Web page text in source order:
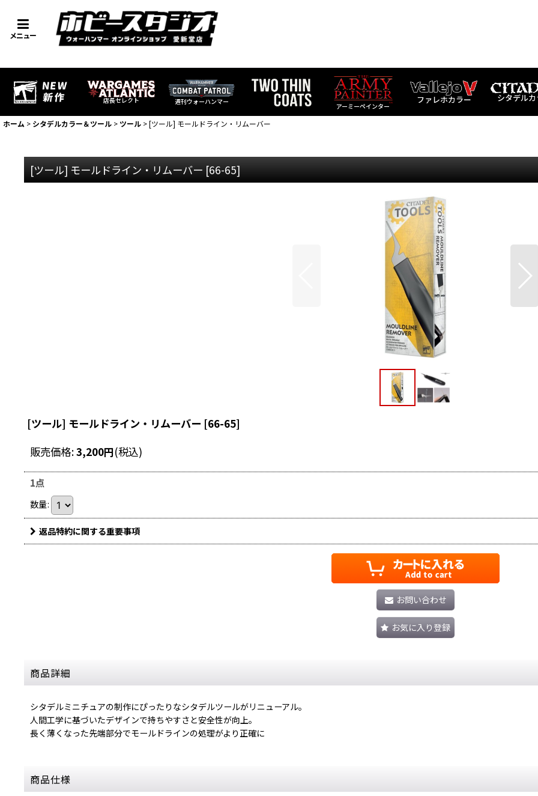
メニュー
店長セレクト 週刊ウォーハンマー
アーミーペインター
ファレホカラー シタデル
ホーム > シタデルカラー＆ツール > ツール >[ツール] モールドライン・リムーバー
[ツール] モールドライン・リムーバー [66-65]
[ツール] モールドライン・リムーバー [66-65]
販売価格:3,200円(税込)
1点
数量:
返品特約に関する重要事項
お問い合わせ
お気に入り登録
商品詳細
シタデルミニチュアの制作にぴったりなシタデルツールがリニューアル。
人間工学に基づいたデザインで持ちやすさと安全性が向上。
長く薄くなった先端部分でモールドラインの処理がより正確に
商品仕様